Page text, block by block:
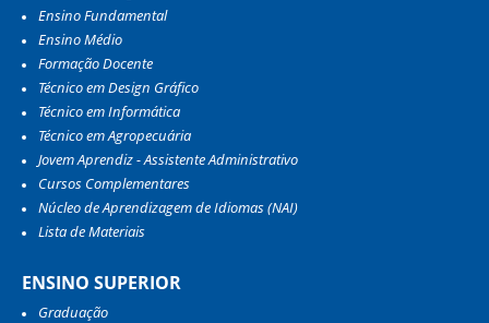
Ensino Fundamental
Ensino Médio
Formação Docente
Técnico em Design Gráfico
Técnico em Informática
Técnico em Agropecuária
Jovem Aprendiz - Assistente Administrativo
Cursos Complementares
Núcleo de Aprendizagem de Idiomas (NAI)
Lista de Materiais
ENSINO SUPERIOR
Graduação